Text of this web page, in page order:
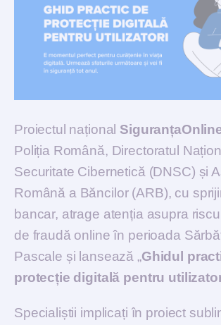
Proiectul național
Poliția Română, Directoratul
Securitate Cibernetică (DNSC) și
Română a Băncilor (ARB), cu
bancar, atrage atenția asupra
de fraudă online în perioada
Pascale și lansează „Ghidul
protecție digitală pentru
Specialiștii implicați în proiect